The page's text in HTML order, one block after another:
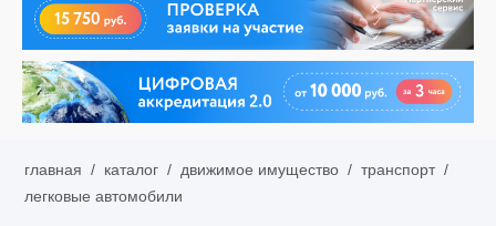
главная / каталог / движимое имущество / транспорт /
легковые автомобили